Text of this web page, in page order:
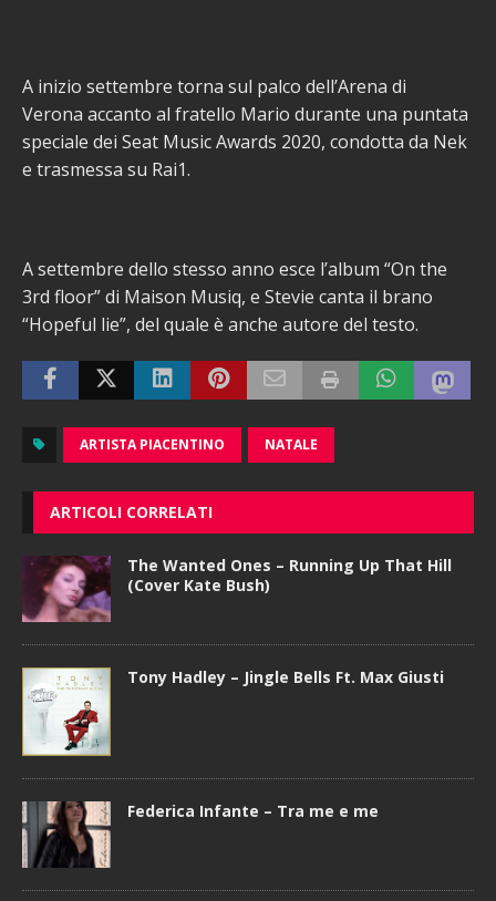
A inizio settembre torna sul palco dell’Arena di
Verona accanto al fratello Mario durante una puntata
speciale dei Seat Music Awards 2020, condotta da Nek
e trasmessa su Rai1.
A settembre dello stesso anno esce l’album “On the
3rd floor” di Maison Musiq, e Stevie canta il brano
“Hopeful lie”, del quale è anche autore del testo.
ARTISTA PIACENTINO NATALE
ARTICOLI CORRELATI
The Wanted Ones – Running Up That Hill
(Cover Kate Bush)
Tony Hadley – Jingle Bells Ft. Max Giusti
Federica Infante – Tra me e me